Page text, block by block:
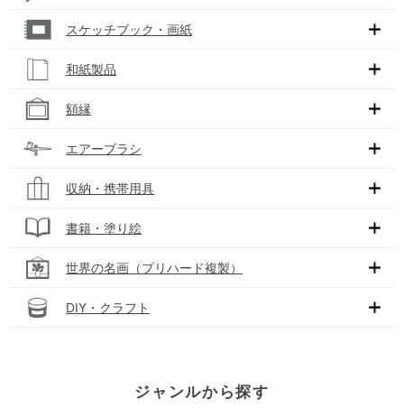
スケッチブック・画紙
和紙製品
額縁
エアーブラシ
収納・携帯用具
書籍・塗り絵
世界の名画（プリハード複製）
DIY・クラフト
ジャンルから探す